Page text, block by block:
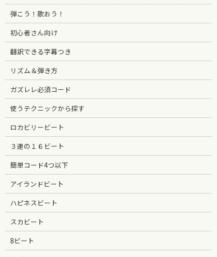
弾こう！歌おう！
初心者さん向け
翻訳できる字幕つき
リズム＆弾き方
ガズレレ必須コード
使うテクニックから探す
ロカビリービート
３連の１６ビート
簡単コード4つ以下
アイランドビート
ハピネスビート
スカビート
8ビート